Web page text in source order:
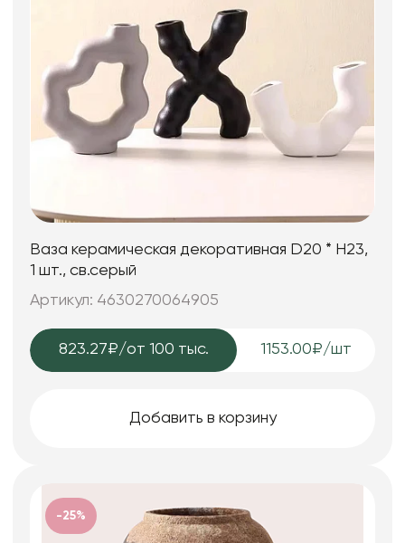
Ваза керамическая декоративная D20 * H23,
1 шт., св.серый
Артикул: 4630270064905
823.27₽/от 100 тыс. 1153.00₽/шт
Добавить в корзину
-25%